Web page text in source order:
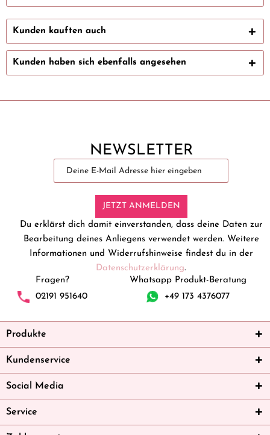
Kunden kauften auch
Kunden haben sich ebenfalls angesehen
NEWSLETTER
JETZT ANMELDEN
Du erklärst dich damit einverstanden, dass deine Daten zur
Bearbeitung deines Anliegens verwendet werden. Weitere
Informationen und Widerrufshinweise findest du in der
Datenschutzerklärung.
Fragen?
02191 951640
Whatsapp Produkt-Beratung
+49 173 4376077
Produkte
Kundenservice
Social Media
Service